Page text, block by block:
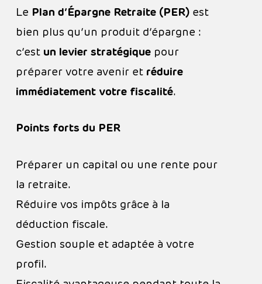
Le Plan d’Épargne Retraite (PER)est
bien plus qu’un produit d’épargne :
c’est un levier stratégiquepour
préparer votre avenir et réduire
immédiatement votre fiscalité.
Points forts du PER
Préparer un capital ou une rente pour
la retraite.
Réduire vos impôts grâce à la
déduction fiscale.
Gestion souple et adaptée à votre
profil.